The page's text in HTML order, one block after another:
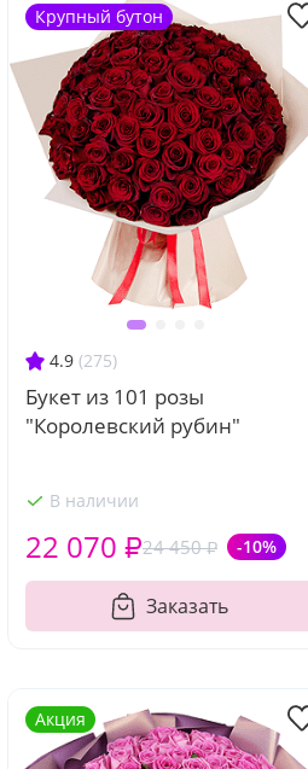
4.9 (275)
Букет из 101 розы
"Королевский рубин"
В наличии
24 450 ₽ -10%
22 070 ₽
Заказать
Крупный бутон
Акция